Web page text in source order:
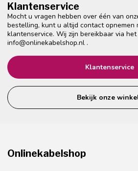
Klantenservice
Mocht u vragen hebben over één van
bestelling, kunt u altijd contact opnemen
klantenservice. Wij zijn bereikbaar via
info@onlinekabelshop.nl .
Klantenservice
Bekijk onze
Onlinekabelshop